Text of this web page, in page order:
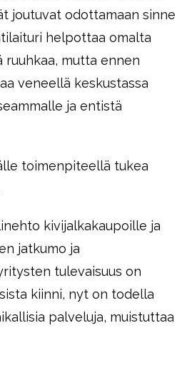
joutuvat odottamaan sinne
helpottaa omalta
ruuhkaa, mutta ennen
veneellä keskustassa
ja entistä
toimenpiteellä tukea
kivijalkakaupoille ja
jatkumo ja
tulevaisuus on
kiinni, nyt on todella
palveluja, muistuttaa